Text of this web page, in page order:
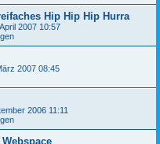
Hip Hip Hip Hurra
2007 10:57
2007 08:45
2006 11:11